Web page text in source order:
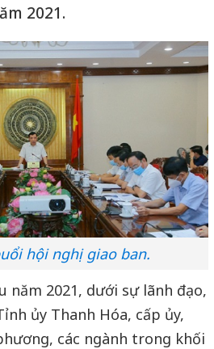
2021.
hội nghị giao ban.
năm 2021, dưới sự lãnh đạo,
ủy Thanh Hóa, cấp ủy,
các ngành trong khối